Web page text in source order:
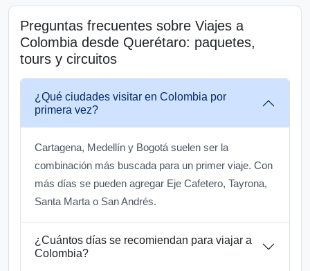
Preguntas frecuentes sobre Viajes a
Colombia desde Querétaro: paquetes,
tours y circuitos
¿Qué ciudades visitar en Colombia por
primera vez?
Cartagena, Medellín y Bogotá suelen ser la
combinación más buscada para un primer viaje. Con
más días se pueden agregar Eje Cafetero, Tayrona,
Santa Marta o San Andrés.
¿Cuántos días se recomiendan para viajar a
Colombia?